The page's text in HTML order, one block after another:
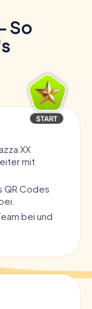
So
XX
mit
QR Codes
bei und